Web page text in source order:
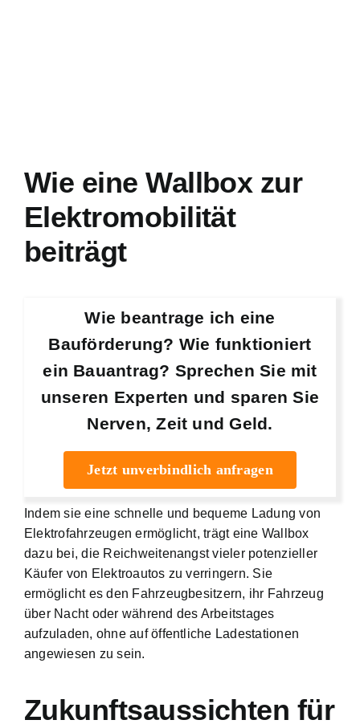
Wie eine Wallbox zur
Elektromobilität
beiträgt
Wie beantrage ich eine
Bauförderung? Wie funktioniert
ein Bauantrag? Sprechen Sie mit
unseren Experten und sparen Sie
Nerven, Zeit und Geld.
Jetzt unverbindlich anfragen
Indem sie eine schnelle und bequeme Ladung von
Elektrofahrzeugen ermöglicht, trägt eine Wallbox
dazu bei, die Reichweitenangst vieler potenzieller
Käufer von Elektroautos zu verringern. Sie
ermöglicht es den Fahrzeugbesitzern, ihr Fahrzeug
über Nacht oder während des Arbeitstages
aufzuladen, ohne auf öffentliche Ladestationen
angewiesen zu sein.
Zukunftsaussichten für